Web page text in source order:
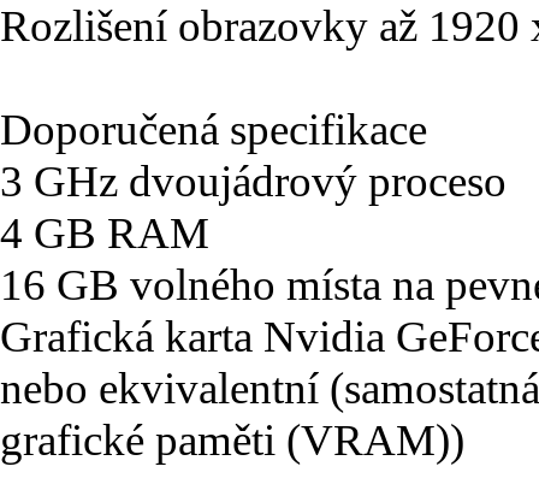
Rozlišení obrazovky až 1920
Doporučená specifikace
3 GHz dvoujádrový proceso
4 GB RAM
16 GB volného místa na
Grafická karta Nvidia
nebo ekvivalentní
grafické paměti (VRAM))